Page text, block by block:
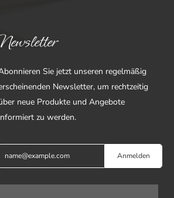
Sie jetzt unseren regelmäßig
Newsletter, um rechtzeitig
neue Produkte und Angebote
zu werden.
Anmelden